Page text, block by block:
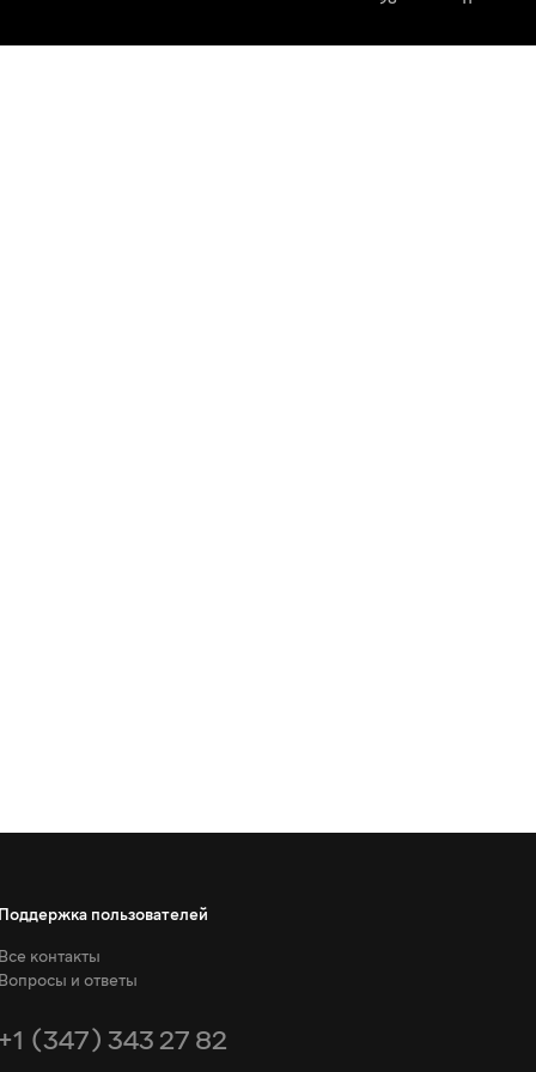
Поддержка пользователей
Все контакты
Вопросы и ответы
+1 (347) 343 27 82